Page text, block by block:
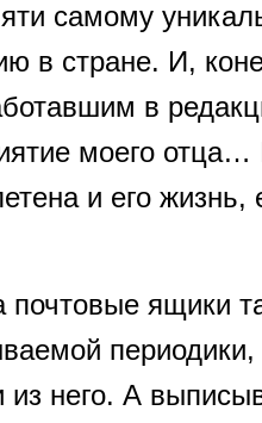
самому
в стране. И,
в
моего
и его жизнь,
ящики
из него. А